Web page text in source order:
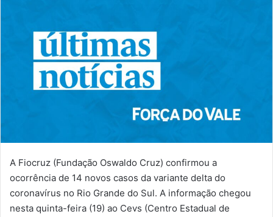
A Fiocruz (Fundação Oswaldo Cruz) confirmou a
ocorrência de 14 novos casos da variante delta do
coronavírus no Rio Grande do Sul. A informação chegou
nesta quinta-feira (19) ao Cevs (Centro Estadual de